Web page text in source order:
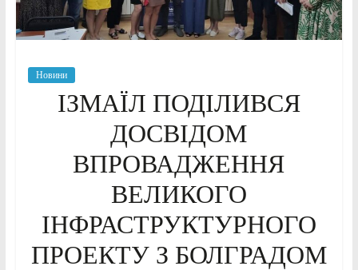
Новини
ІЗМАЇЛ ПОДІЛИВСЯ
ДОСВІДОМ
ВПРОВАДЖЕННЯ
ВЕЛИКОГО
ІНФРАСТРУКТУРНОГО
ПРОЕКТУ З БОЛГРАДОМ